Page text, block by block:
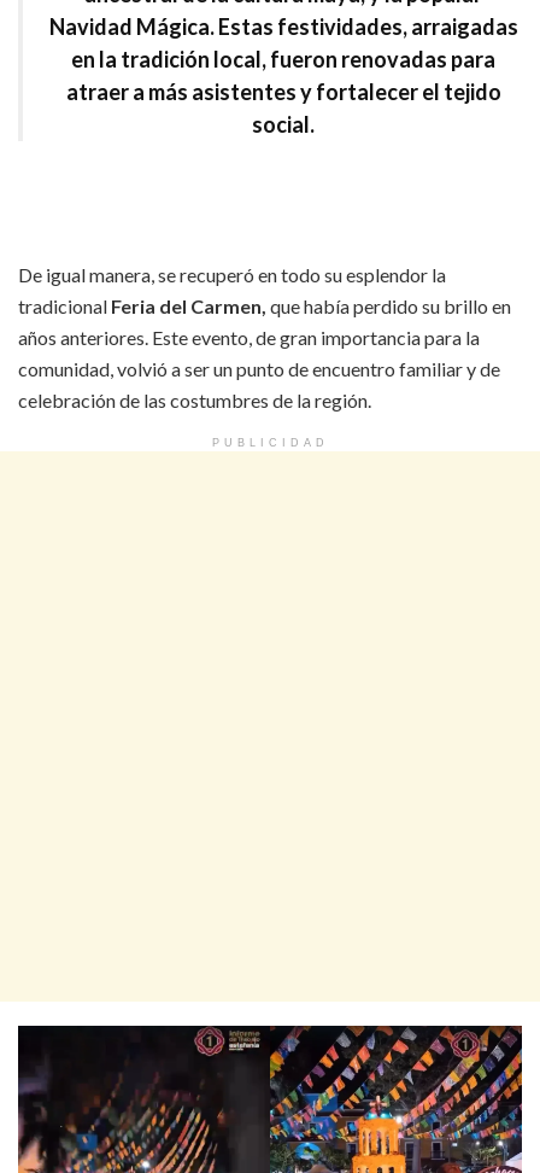
Navidad Mágica. Estas festividades, arraigadas
en la tradición local,fueron renovadas para
atraer a más asistentes yfortalecer el tejido
social.
De igual manera, se recuperó en todo su esplendor la
tradicional Feria del Carmen, que había perdido su brillo en
años anteriores. Este evento, de gran importancia para la
comunidad, volvió a ser un punto de encuentro familiar y de
celebración de las costumbres de la región.
PUBLICIDAD